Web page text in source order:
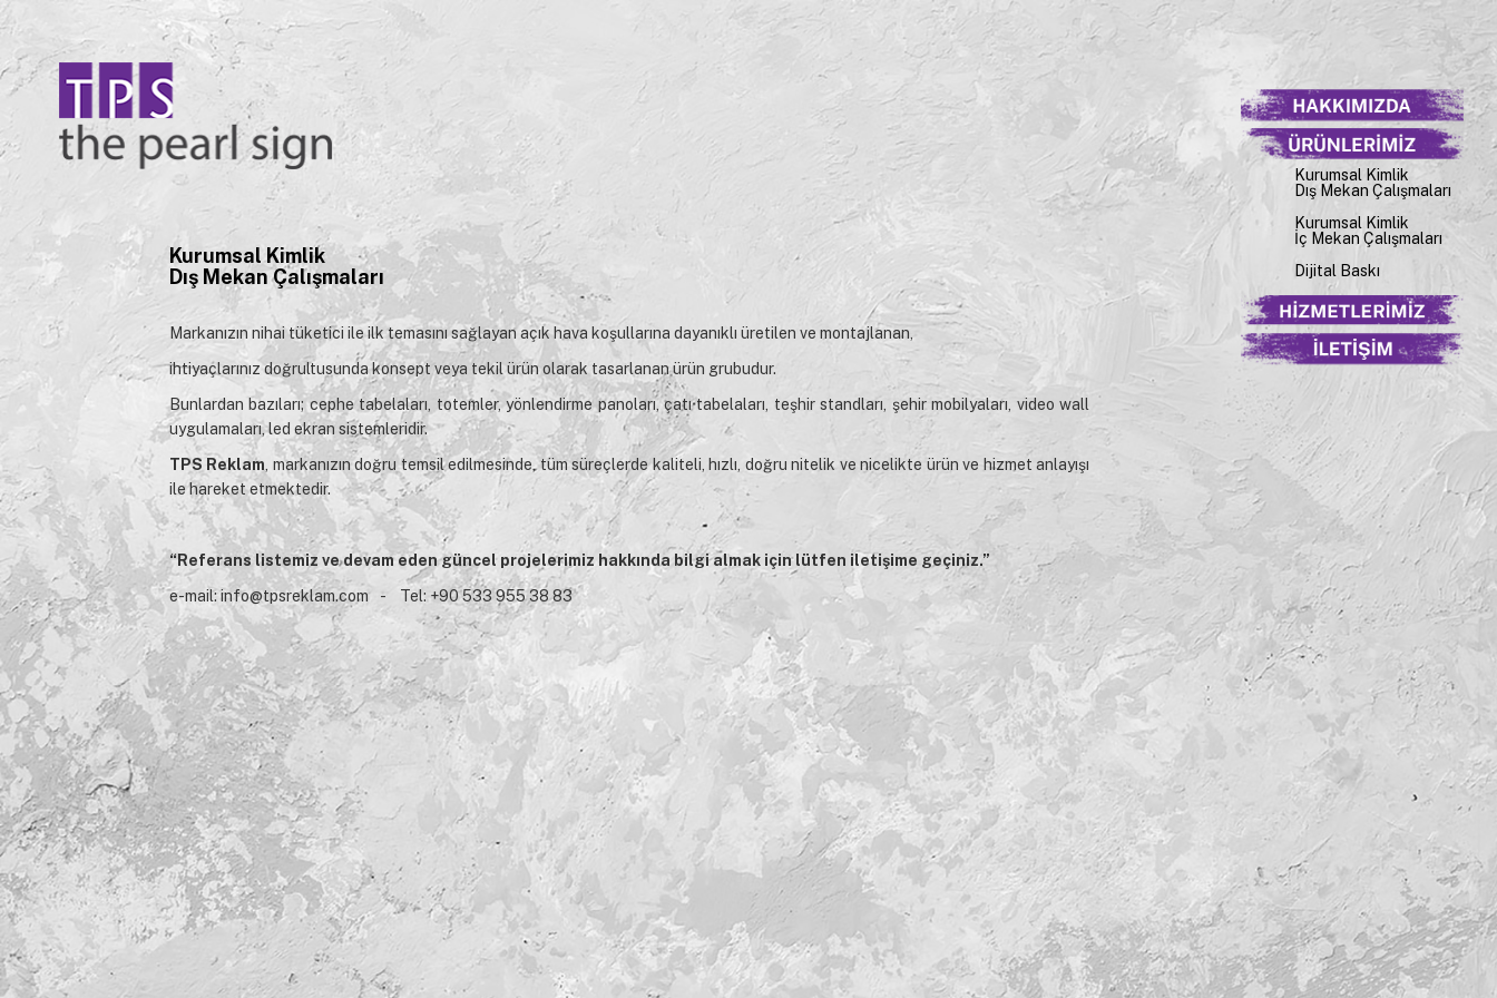
Kurumsal Kimlik
Dış Mekan Çalışmaları
Kurumsal Kimlik
İç Mekan Çalışmaları
Dijital Baskı
Kurumsal Kimlik
Dış Mekan Çalışmaları
Markanızın nihai tüketici ile ilk temasını sağlayan açık hava koşullarına dayanıklı üretilen ve montajlanan,
ihtiyaçlarınız doğrultusunda konsept veya tekil ürün olarak tasarlanan ürün grubudur.
Bunlardan bazıları; cephe tabelaları, totemler, yönlendirme panoları, çatı tabelaları, teşhir standları, şehir mobilyaları, video wall
uygulamaları, led ekran sistemleridir.
TPS Reklam , markanızın doğru temsil edilmesinde, tüm süreçlerde kaliteli, hızlı, doğru nitelik ve nicelikte ürün ve hizmet anlayışı
ile hareket etmektedir.
“Referans listemiz ve devam eden güncel projelerimiz hakkında bilgi almak için lütfen iletişime geçiniz.”
e-mail:info@tpsreklam.com- Tel: +90 533 955 38 83